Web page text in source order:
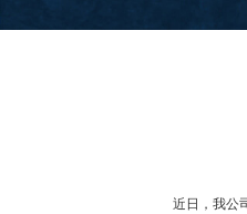
近日，我公